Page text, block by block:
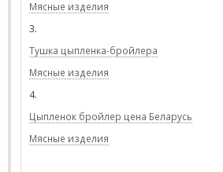
Мясные изделия
3.
Тушка цыпленка-бройлера
Мясные изделия
4.
Цыпленок бройлер цена Беларусь
Мясные изделия